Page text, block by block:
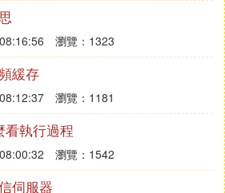
碼的核心思想是根據尺寸變化,
將某些區域隱藏以給編輯界面預
恢復(軟鍵盤關閉),再將隱藏的區
介面採用回調機制調用
瀏覽：1323
緩存
瀏覽：1181
看執行過程
瀏覽：1542
伺服器